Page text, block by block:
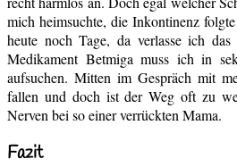
mich heimsuchte, die Inkontinenz
heute noch Tage, da verlasse ich
Medikament Betmiga muss ich in
aufsuchen. Mitten im Gespräch mit
fallen und doch ist der Weg oft zu
Nerven bei so einer verrückten Mama.
Fazit